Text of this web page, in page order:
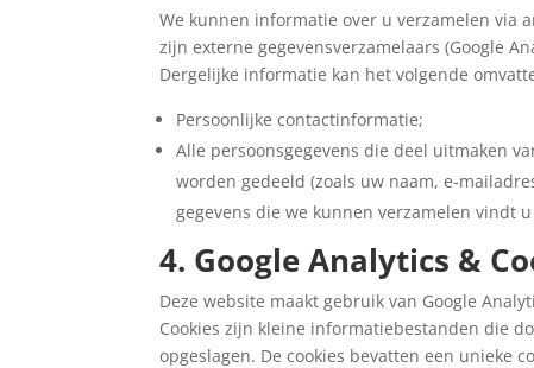
We kunnen informatie over u verzamelen via
zijn externe gegevensverzamelaars (Google
Dergelijke informatie kan het volgende
Persoonlijke contactinformatie;
Alle persoonsgegevens die deel uitmaken
worden gedeeld (zoals uw naam, e-
gegevens die we kunnen verzamelen vindt
4. Google Analytics &
Deze website maakt gebruik van Google
Cookies zijn kleine informatiebestanden die
opgeslagen. De cookies bevatten een unieke